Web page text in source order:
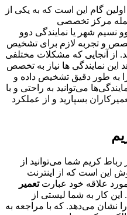
گام این است که به یکی از
جمله مرکز تخصصی
نسیم شهر یا نمایندگی دوو
و تجربه لازم برای تشخیص
از آنجایی که مشکلات مختلفی
نمایندگی ها نیاز به تخصص
به طور دقیق تشخیص داده و
می‌توانید به راحتی و با
بسپارید و از عملکرد
رباط کریم شما می‌توانید از
این است که از اینترنت
علاقه خود عبارتتعمیر
این کار به شما لیستی از
نشان می‌دهد. که با مراجعه به